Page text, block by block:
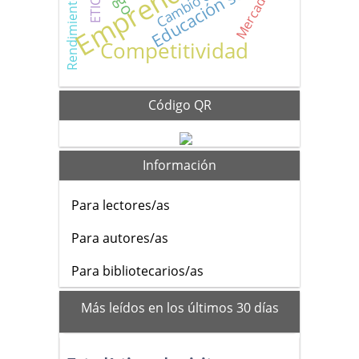
Competitividad
Código QR
Información
Para lectores/as
Para autores/as
Para bibliotecarios/as
mas_vistos
Más leídos en los últimos 30 días